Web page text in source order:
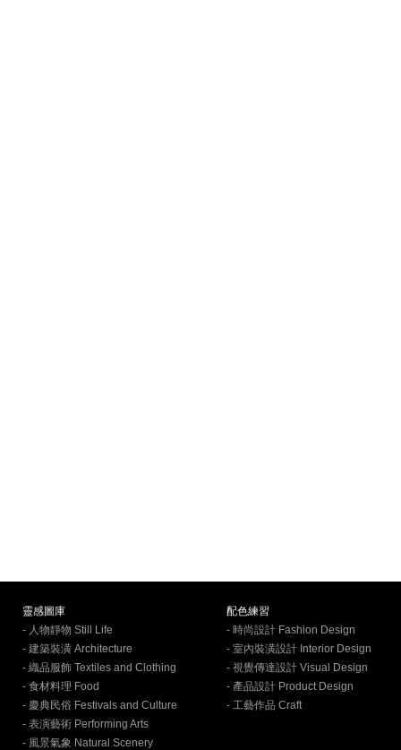
靈感圖庫
- 人物靜物 Still Life
- 建築裝潢 Architecture
- 織品服飾 Textiles and Clothing
- 食材料理 Food
- 慶典民俗 Festivals and Culture
- 表演藝術 Performing Arts
- 風景氣象 Natural Scenery
配色練習
- 時尚設計 Fashion Design
- 室內裝潢設計 Interior Design
- 視覺傳達設計 Visual Design
- 產品設計 Product Design
- 工藝作品 Craft